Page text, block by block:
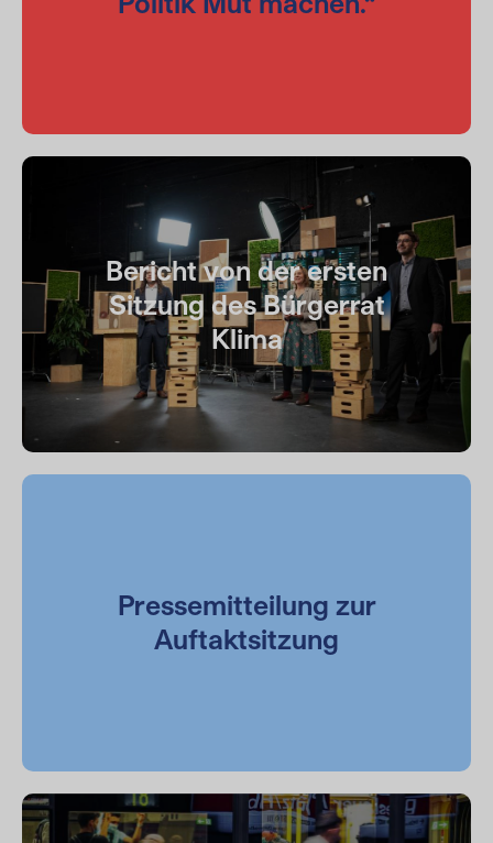
Bericht von der ersten
Sitzung des Bürgerrat
Klima
Pressemitteilung zur
Auftaktsitzung